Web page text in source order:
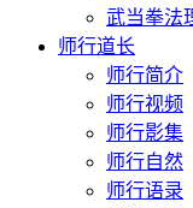
武当拳法
师行道长
师行简介
师行视频
师行影集
师行自然
师行语录